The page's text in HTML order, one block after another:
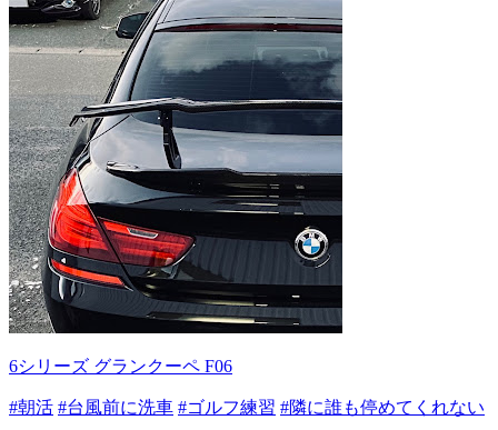
6シリーズ グランクーペ F06
#朝活 #台風前に洗車 #ゴルフ練習 #隣に誰も停めてくれない